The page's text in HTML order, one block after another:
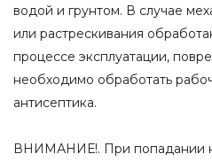
водой и грунтом. В случае
или растрескивания
процессе эксплуатации,
необходимо обработать
антисептика.
ВНИМАНИЕ!. При попадании